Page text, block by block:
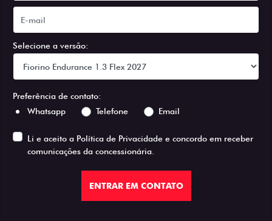
Selecione a versão:
Preferência de contato:
Whatsapp
Telefone Email
Li e aceito a Política de Privacidade e concordo em receber
comunicações da concessionária.
ENTRAR EM CONTATO